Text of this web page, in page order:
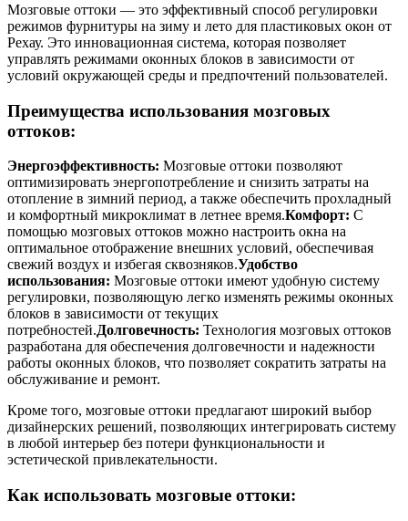
Мозговые оттоки — это эффективный способ регулировки
режимов фурнитуры на зиму и лето для пластиковых окон от
Рехау. Это инновационная система, которая позволяет
управлять режимами оконных блоков в зависимости от
условий окружающей среды и предпочтений пользователей.
Преимущества использования мозговых
оттоков:
Энергоэффективность: Мозговые оттоки позволяют
оптимизировать энергопотребление и снизить затраты на
отопление в зимний период, а также обеспечить прохладный
и комфортный микроклимат в летнее время.Комфорт: С
помощью мозговых оттоков можно настроить окна на
оптимальное отображение внешних условий, обеспечивая
свежий воздух и избегая сквозняков.Удобство
использования: Мозговые оттоки имеют удобную систему
регулировки, позволяющую легко изменять режимы оконных
блоков в зависимости от текущих
потребностей.Долговечность: Технология мозговых оттоков
разработана для обеспечения долговечности и надежности
работы оконных блоков, что позволяет сократить затраты на
обслуживание и ремонт.
Кроме того, мозговые оттоки предлагают широкий выбор
дизайнерских решений, позволяющих интегрировать систему
в любой интерьер без потери функциональности и
эстетической привлекательности.
Как использовать мозговые оттоки: